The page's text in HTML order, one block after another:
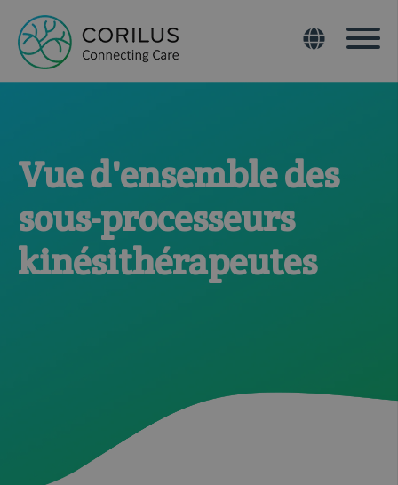
Vue d'ensemble des
sous-processeurs
kinésithérapeutes